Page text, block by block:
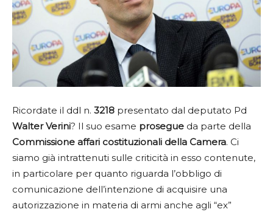
Ricordate il ddl n. 3218 presentato dal deputato Pd
Walter Verini? Il suo esame prosegue da parte della
Commissione affari costituzionali della Camera. Ci
siamo già intrattenuti sulle criticità in esso contenute,
in particolare per quanto riguarda l’obbligo di
comunicazione dell’intenzione di acquisire una
autorizzazione in materia di armi anche agli “ex”